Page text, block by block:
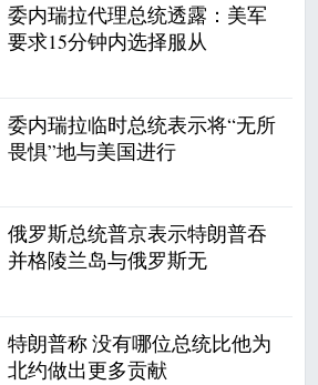
委内瑞拉代理总统透露：美军
要求15分钟内选择服从
委内瑞拉临时总统表示将“无所
畏惧”地与美国进行
俄罗斯总统普京表示特朗普吞
并格陵兰岛与俄罗斯无
特朗普称 没有哪位总统比他为
北约做出更多贡献